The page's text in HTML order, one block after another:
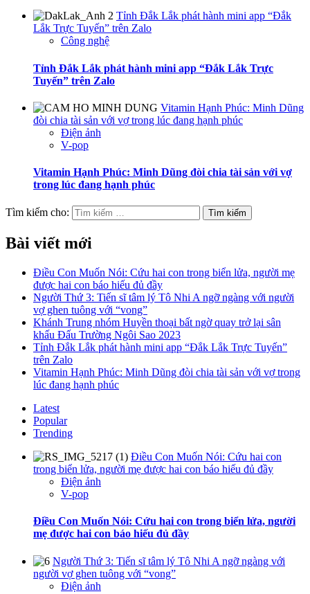
Tỉnh Đắk Lắk phát hành mini app “Đắk
Lắk Trực Tuyến” trên Zalo
Công nghệ
Tỉnh Đắk Lắk phát hành mini app “Đắk Lắk Trực
Tuyến” trên Zalo
Vitamin Hạnh Phúc: Minh Dũng
đòi chia tài sản với vợ trong lúc đang hạnh phúc
Điện ảnh
V-pop
Vitamin Hạnh Phúc: Minh Dũng đòi chia tài sản với vợ
trong lúc đang hạnh phúc
Tìm kiếm cho:
Bài viết mới
Điều Con Muốn Nói: Cứu hai con trong biển lửa, người mẹ
được hai con báo hiếu đủ đầy
Người Thứ 3: Tiến sĩ tâm lý Tô Nhi A ngỡ ngàng với người
vợ ghen tuông với “vong”
Khánh Trung nhóm Huyền thoại bất ngờ quay trở lại sân
khấu Đấu Trường Ngôi Sao 2023
Tỉnh Đắk Lắk phát hành mini app “Đắk Lắk Trực Tuyến”
trên Zalo
Vitamin Hạnh Phúc: Minh Dũng đòi chia tài sản với vợ trong
lúc đang hạnh phúc
Latest
Popular
Trending
Điều Con Muốn Nói: Cứu hai con
trong biển lửa, người mẹ được hai con báo hiếu đủ đầy
Điện ảnh
V-pop
Điều Con Muốn Nói: Cứu hai con trong biển lửa, người
mẹ được hai con báo hiếu đủ đầy
Người Thứ 3: Tiến sĩ tâm lý Tô Nhi A ngỡ ngàng với
người vợ ghen tuông với “vong”
Điện ảnh